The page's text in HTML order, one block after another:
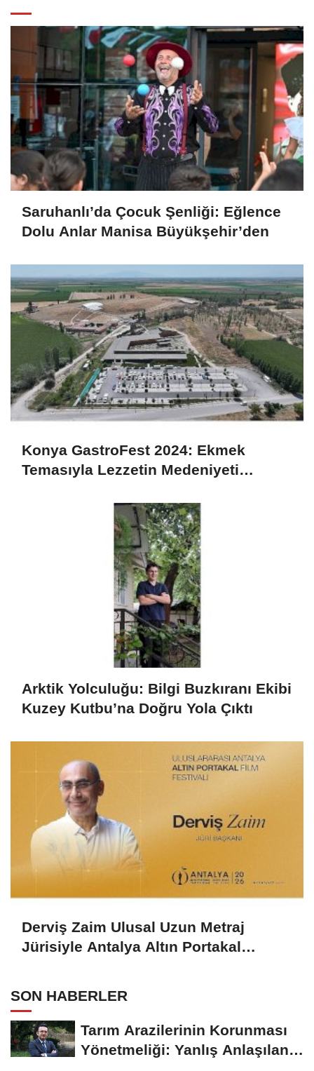
Saruhanlı’da Çocuk Şenliği: Eğlence
Dolu Anlar Manisa Büyükşehir’den
Konya GastroFest 2024: Ekmek
Temasıyla Lezzetin Medeniyeti
Arktik Yolculuğu: Bilgi Buzkıranı Ekibi
Kuzey Kutbu’na Doğru Yola Çıktı
Derviş Zaim Ulusal Uzun Metraj
Jürisiyle Antalya Altın Portakal
SON HABERLER
Tarım Arazilerinin Korunması
Yönetmeliği: Yanlış Anlaşılan